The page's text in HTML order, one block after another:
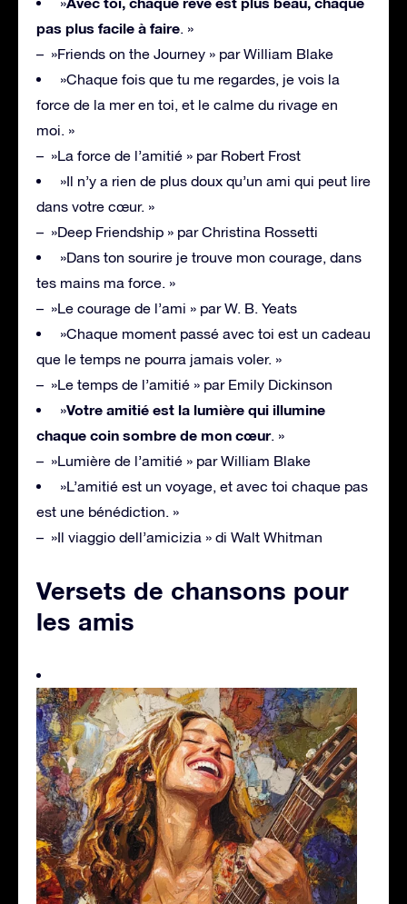
pas plus facile à faire. »
– »Friends on the Journey » par William Blake
»Chaque fois que tu me regardes, je vois la
force de la mer en toi, et le calme du rivage en
moi. »
– »La force de l’amitié » par Robert Frost
»Il n’y a rien de plus doux qu’un ami qui peut lire
dans votre cœur. »
– »Deep Friendship » par Christina Rossetti
»Dans ton sourire je trouve mon courage, dans
tes mains ma force. »
– »Le courage de l’ami » par W. B. Yeats
»Chaque moment passé avec toi est un cadeau
que le temps ne pourra jamais voler. »
– »Le temps de l’amitié » par Emily Dickinson
»Votre amitié est la lumière qui illumine
chaque coin sombre de mon cœur. »
– »Lumière de l’amitié » par William Blake
»L’amitié est un voyage, et avec toi chaque pas
est une bénédiction. »
– »Il viaggio dell’amicizia » di Walt Whitman
Versets de chansons pour
les amis